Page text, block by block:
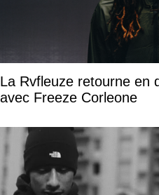
La Rvfleuze retourne en
avec Freeze Corleone